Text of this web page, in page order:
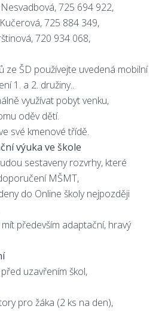
725 694 922,
725 884 349,
720 934 068,
ze ŠD používejte uvedená mobilní
1. a 2. družiny..
využívat pobyt venku,
oděv dětí.
své kmenové třídě.
výuka ve škole
sestaveny rozvrhy, které
MŠMT,
do Online školy nejpozději
především adaptační, hravý
uzavřením škol,
pro žáka (2 ks na den),